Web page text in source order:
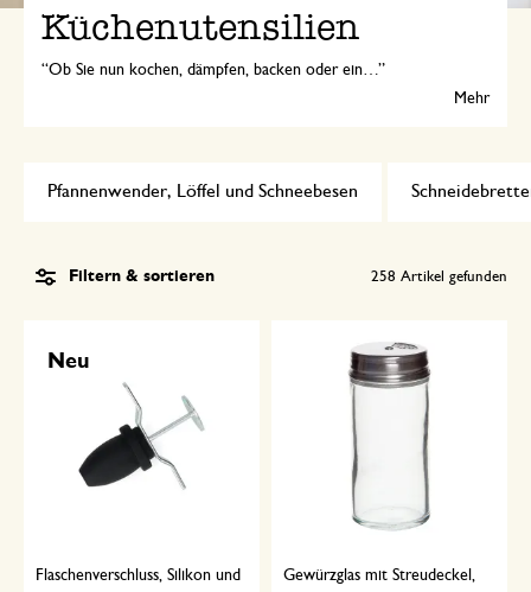
Küchenutensilien
Ob Sie nun kochen, dämpfen, backen oder einmachen - gute Küchenutensilien sind in jeder Küche unentbehrlich. Entdecken Sie unser breites Angebot vom Schneebesen bis zum Mörser!
Mehr
Pfannenwender, Löffel und Schneebesen
Filtern & sortieren 258 Artikel gefunden
Neu
Flaschenverschluss, Silikon und
Gewürzglas mit Streudeckel,